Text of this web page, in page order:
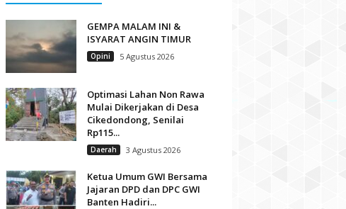
GEMPA MALAM INI &
ISYARAT ANGIN TIMUR
Opini 5 Agustus 2026
Optimasi Lahan Non Rawa
Mulai Dikerjakan di Desa
Cikedondong, Senilai
Rp115...
Daerah 3 Agustus 2026
Ketua Umum GWI Bersama
Jajaran DPD dan DPC GWI
Banten Hadiri...